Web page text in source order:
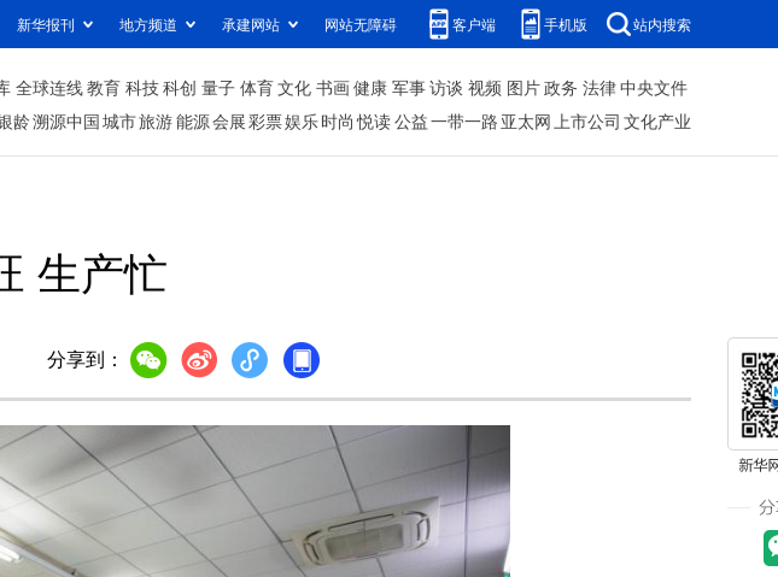
新华报刊 地方频道 承建网站 网站无障碍 客户端 手机版 站内搜索
全球连线教育 科技科创 量子 体育文化 书画健康 军事访谈 视频 图片政务 法律中央文件
龄溯源中国城市旅游能源会展彩票娱乐时尚 悦读公益一带一路 亚太网上市公司 文化产业
生产忙
分享到：